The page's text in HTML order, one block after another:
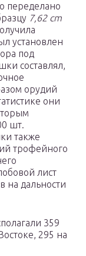
переделано
7,62 cm
установлен
под
составлял,
орудий
они
шт.
также
трофейного
лист
на дальности
359
295 на